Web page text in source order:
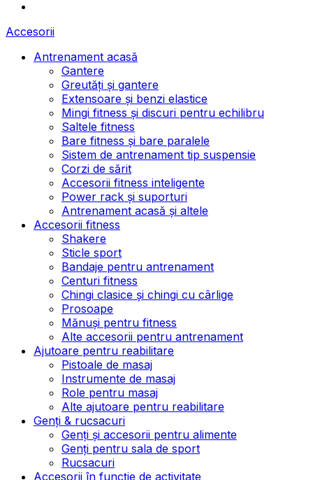
Accesorii
Antrenament acasă
Gantere
Greutăți și gantere
Extensoare și benzi elastice
Mingi fitness și discuri pentru echilibru
Saltele fitness
Bare fitness și bare paralele
Sistem de antrenament tip suspensie
Corzi de sărit
Accesorii fitness inteligente
Power rack și suporturi
Antrenament acasă și altele
Accesorii fitness
Shakere
Sticle sport
Bandaje pentru antrenament
Centuri fitness
Chingi clasice și chingi cu cârlige
Prosoape
Mănuși pentru fitness
Alte accesorii pentru antrenament
Ajutoare pentru reabilitare
Pistoale de masaj
Instrumente de masaj
Role pentru masaj
Alte ajutoare pentru reabilitare
Genți & rucsacuri
Genți și accesorii pentru alimente
Genți pentru sala de sport
Rucsacuri
Accesorii în funcție de activitate